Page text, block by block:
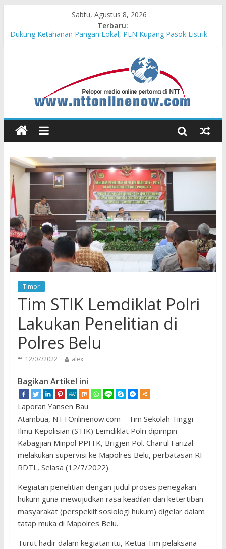
Sabtu, Agustus 8, 2026
Terbaru:
Dukung Ketahanan Pangan Lokal, PLN Kupang Pasok Listrik
Komisaris Independen Pertamina Patra Niaga Terpikat Produk
UMKM Mitra Binaan dengan Sentuhan Kemanusiaan dan
Keberlanjutan
Honda DBL 2026 East Java – North Resmi Bergulir, MPM
Generasi Muda
Teras Bank Indonesia Hadir di Belu, Bupati Willy : Terima Kasih
Astra Honda Siap Lanjutkan Performa Positif di ARRC
Mandalika 2026
Timor
Tim STIK Lemdiklat Polri
Lakukan Penelitian di
Polres Belu
12/07/2022 alex
Bagikan Artikel ini
Laporan Yansen Bau
Atambua, NTTOnlinenow.com – Tim Sekolah Tinggi
Ilmu Kepolisian (STIK) Lemdiklat Polri dipimpin
Kabagjian Minpol PPITK, Brigjen Pol. Chairul Farizal
melakukan supervisi ke Mapolres Belu, perbatasan RI-
RDTL, Selasa (12/7/2022).
Kegiatan penelitian dengan judul proses penegakan
hukum guna mewujudkan rasa keadilan dan ketertiban
masyarakat (perspekiif sosiologi hukum) digelar dalam
tatap muka di Mapolres Belu.
Turut hadir dalam kegiatan itu, Ketua Tim pelaksana